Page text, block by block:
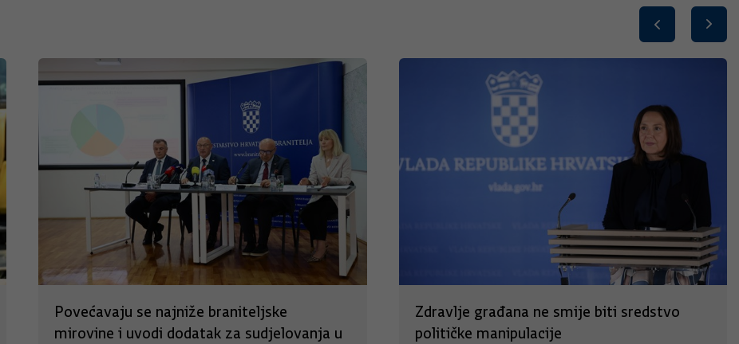
Povećavaju se najniže braniteljske
mirovine i uvodi dodatak za sudjelovanja u
Zdravlje građana ne smije biti sredstvo
političke manipulacije